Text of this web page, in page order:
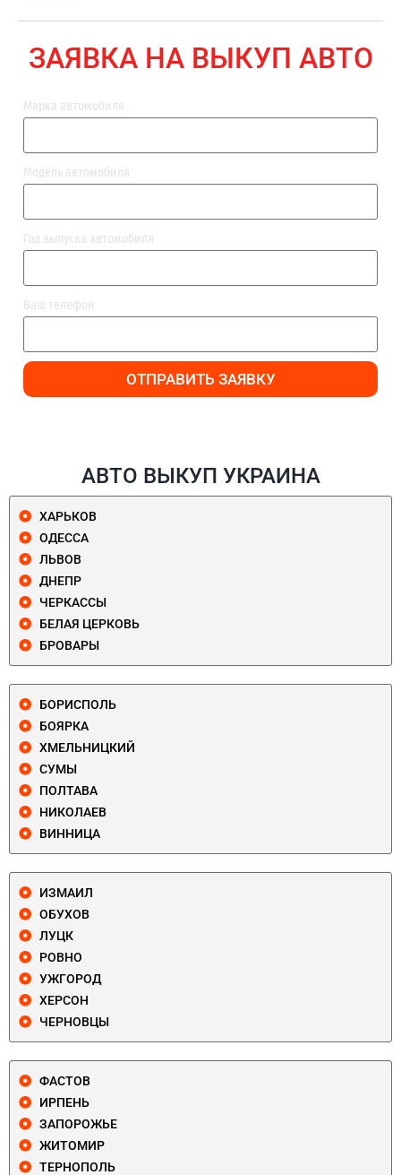
ЗАЯВКА НА ВЫКУП АВТО
Марка автомобиля
Модель автомобиля
Год выпуска автомобиля
Ваш телефон
ОТПРАВИТЬ ЗАЯВКУ
АВТО ВЫКУП УКРАИНА
ХАРЬКОВ
ОДЕССА
ЛЬВОВ
ДНЕПР
ЧЕРКАССЫ
БЕЛАЯ ЦЕРКОВЬ
БРОВАРЫ
БОРИСПОЛЬ
БОЯРКА
ХМЕЛЬНИЦКИЙ
СУМЫ
ПОЛТАВА
НИКОЛАЕВ
ВИННИЦА
ИЗМАИЛ
ОБУХОВ
ЛУЦК
РОВНО
УЖГОРОД
ХЕРСОН
ЧЕРНОВЦЫ
ФАСТОВ
ИРПЕНЬ
ЗАПОРОЖЬЕ
ЖИТОМИР
ТЕРНОПОЛЬ